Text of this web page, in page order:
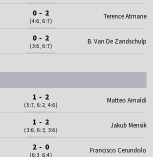
0 - 2
(4:6, 6:7)
Terence Atmane
0 - 2
(3:6, 6:7)
B. Van De Zandschulp
1 - 2
(5:7, 6:2, 4:6)
Matteo Arnaldi
1 - 2
(3:6, 6:3, 3:6)
Jakub Mensik
2 - 0
(6:3, 6:4)
Francisco Cerundolo